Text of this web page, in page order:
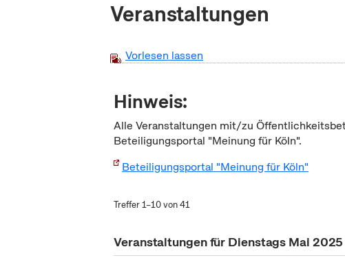
Veranstaltungen
Vorlesen lassen
Hinweis:
Alle Veranstaltungen mit/zu
Beteiligungsportal "Meinung für Köln".
Beteiligungsportal "Meinung für Köln"
Treffer 1–10 von 41
Veranstaltungen für Dienstags Mai 2025